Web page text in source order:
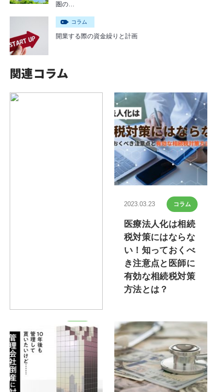
圏の…
コラム
開業する際の資金繰りと計画
関連コラム
コラム
【現役医師連載コ
ラム】勤務医がイ
ンフレに弱い理由
と、その対策
2023.03.23 コラム
医療法人化は相続
税対策にはならな
い！知っておくべ
き注意点と医師に
有効な相続税対策
方法とは？